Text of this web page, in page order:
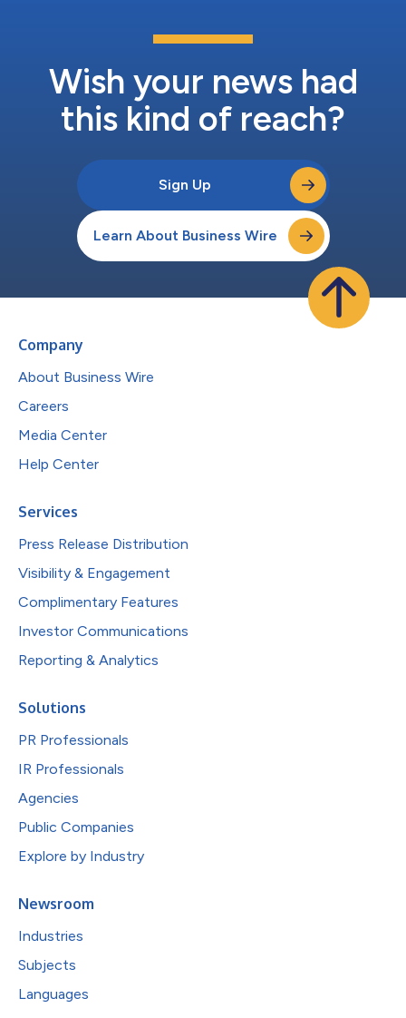
Wish your news had
this kind of reach?
Sign Up
Learn About Business Wire
Company
About Business Wire
Careers
Media Center
Help Center
Services
Press Release Distribution
Visibility & Engagement
Complimentary Features
Investor Communications
Reporting & Analytics
Solutions
PR Professionals
IR Professionals
Agencies
Public Companies
Explore by Industry
Newsroom
Industries
Subjects
Languages